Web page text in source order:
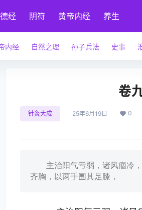
经 阴符 黄帝内经 养生
内经 自然之理 孙子兵法 史事
卷
针灸大成 25年6月19日 0
主治阳气亏弱，诸风痼冷，
齐胸，以两手围其足膝，